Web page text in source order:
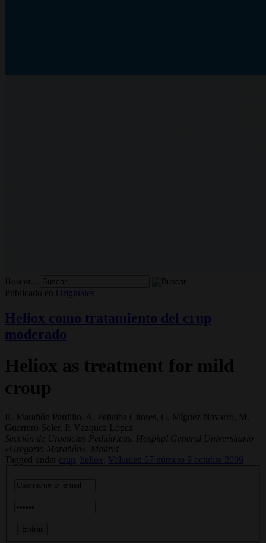
Buscar...
Publicado en
Originales
Heliox como tratamiento del crup
moderado
Heliox as treatment for mild
croup
R. Marañón Pardillo, A. Peñalba Citores, C. Míguez Navarro, M.
Guerrero Soler, P. Vázquez López
Sección de Urgencias Pediátricas. Hospital General Universitario
«Gregorio Marañón». Madrid
Tagged under
crup, heliox, Volumen 67 número 9 octubre 2009